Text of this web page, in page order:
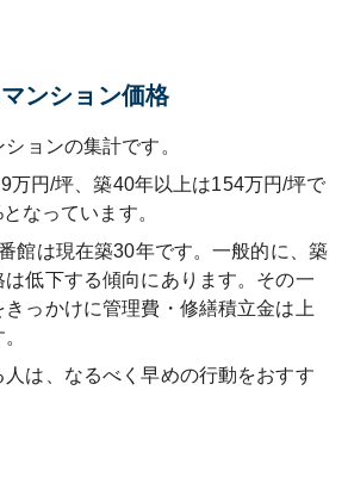
ンション価格
ョンの集計です。
万円/坪、築40年以上は154万円/坪で
なっています。
館は現在築30年です。一般的に、築
低下する傾向にあります。その一
っかけに管理費・修繕積立金は上
は、なるべく早めの行動をおすす